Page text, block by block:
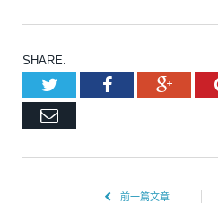
SHARE.
TwitterFacebook
Email
前一篇文章